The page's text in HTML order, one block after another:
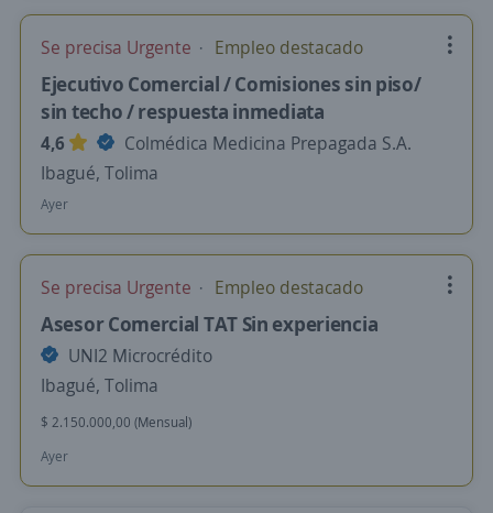
Se precisa Urgente Empleo destacado
Ejecutivo Comercial / Comisiones sin piso/
sin techo / respuesta inmediata
4,6
Colmédica Medicina Prepagada S.A.
Ibagué, Tolima
Ayer
Se precisa Urgente Empleo destacado
Asesor Comercial TAT Sin experiencia
UNI2 Microcrédito
Ibagué, Tolima
$ 2.150.000,00 (Mensual)
Ayer